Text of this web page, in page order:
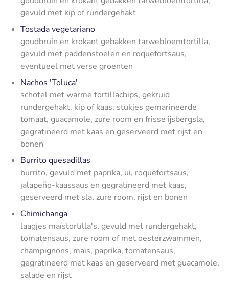
gevuld met kip of rundergehakt
Tostada vegetariano
goudbruin en krokant gebakken tarwebloemtortilla,
gevuld met paddenstoelen en roquefortsaus,
eventueel met verse groenten
Nachos 'Toluca'
schotel met warme tortillachips, gekruid
rundergehakt, kip of kaas, stukjes gemarineerde
tomaat, guacamole, zure room en frisse ijsbergsla,
gegratineerd met kaas en geserveerd met rijst en
bonen
Burrito quesadillas
burrito, gevuld met paprika, ui, roquefortsaus,
jalapeño-kaassaus en gegratineerd met kaas,
geserveerd met sla, zure room, rijst en bonen
Chimichanga
laagjes maïstortilla's, gevuld met rundergehakt,
tomatensaus, zure room of met oesterzwammen,
champignons, maïs, paprika, tomatensaus,
gegratineerd met kaas en geserveerd met guacamole,
salade en rijst